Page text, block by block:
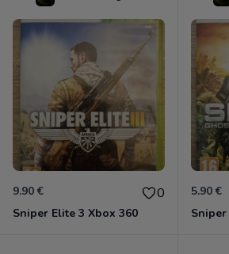
9.90 € 0
Sniper Elite 3 Xbox 360
5.90 €